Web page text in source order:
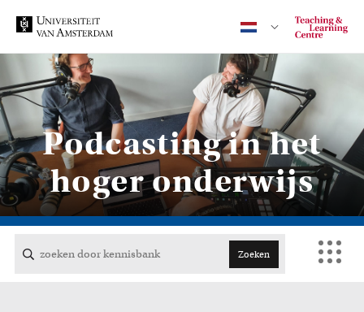
Contact
CENTRAAL
Podcasting in het
hoger onderwijs
Zoeken